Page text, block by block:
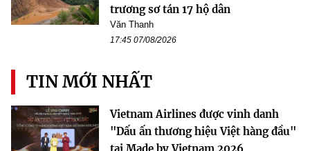
trương sơ tán 17 hộ dân
Văn Thanh
17:45 07/08/2026
TIN MỚI NHẤT
Vietnam Airlines được vinh danh
"Dấu ấn thương hiệu Việt hàng đầu"